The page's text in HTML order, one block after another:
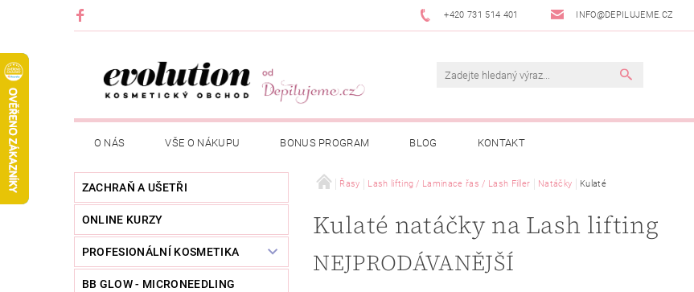
+420 731 514 401 INFO@DEPILUJEME.CZ
O NÁS VŠE O NÁKUPU BONUS PROGRAM BLOG KONTAKT
ZACHRAŇ A UŠETŘI
ONLINE KURZY
PROFESIONÁLNÍ KOSMETIKA
BB GLOW - MICRONEEDLING
Řasy Lash lifting / Laminace řas / Lash Filler Natáčky Kulaté
Kulaté natáčky na Lash lifting
NEJPRODÁVANĚJŠÍ